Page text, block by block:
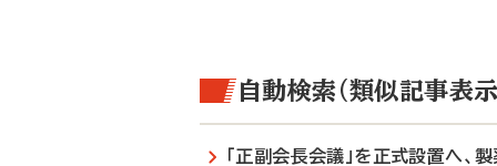
自動検索（類似記事表示
「正副会長会議」を正式設置へ、